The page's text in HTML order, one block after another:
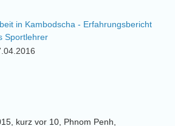
in Kambodscha - Erfahrungsbericht
Sportlehrer
kurz vor 10, Phnom Penh,